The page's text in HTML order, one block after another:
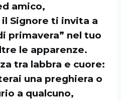
amico,
Signore ti invita a
primavera” nel tuo
le apparenze.
tra labbra e cuore:
una preghiera o
a qualcuno,